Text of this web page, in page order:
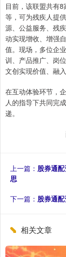
目前，该联盟共有
等，可为残疾人提
源、公益服务、残
动实现增收、增强
值。现场，多位企
训、产品推广、岗
文创实现价值、融入
在互动体验环节，
人的指导下共同完
递。
上一篇： 股券通
思
下一篇： 股券通
相关文章